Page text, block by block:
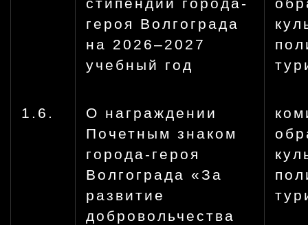
стипендии города-
героя Волгограда
на 2026–2027
учебный год
1.6.
О награждении
Почетным знаком
города-героя
Волгограда «За
развитие
добровольчества